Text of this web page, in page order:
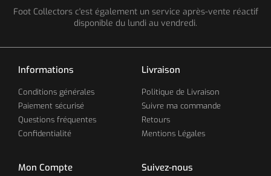
Foot Collectors c'est également un service après-vente réactif
disponible du lundi au vendredi.
Informations
Conditions générales
Paiement sécurisé
Questions fréquentes
Confidentialité
Livraison
Politique de Livraison
Suivre ma commande
Retours
Mentions Légales
Mon Compte Suivez-nous